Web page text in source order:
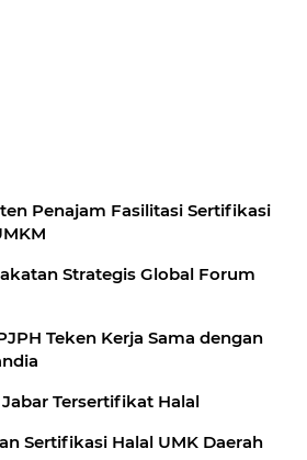
Penajam Fasilitasi Sertifikasi
Strategis Global Forum
Teken Kerja Sama dengan
Tersertifikat Halal
Sertifikasi Halal UMK Daerah